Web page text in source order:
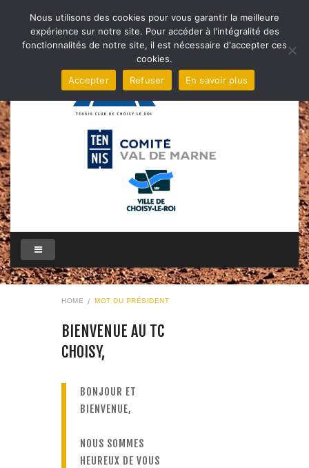
HOME MOT DU PRÉSIDENT
BIENVENUE AU TC
CHOISY,
BONJOUR ET
BIENVENUE,
NOUS SOMMES
HEUREUX DE VOUS
Nous utilisons des cookies pour vous garantir la meilleure
expérience sur notre site. Pour accéder à l'intégralité des
fonctionnalités de notre site, il est nécessaire d'accepter ces
cookies.
Accepter
Refuser En savoir plus